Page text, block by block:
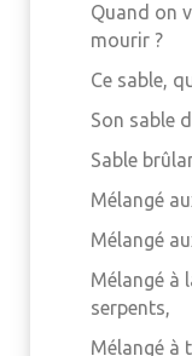
Quand on
mourir ?
Ce sable,
Son sable
Sable
Mélangé
Mélangé
Mélangé à
serpents,
Mélangé à